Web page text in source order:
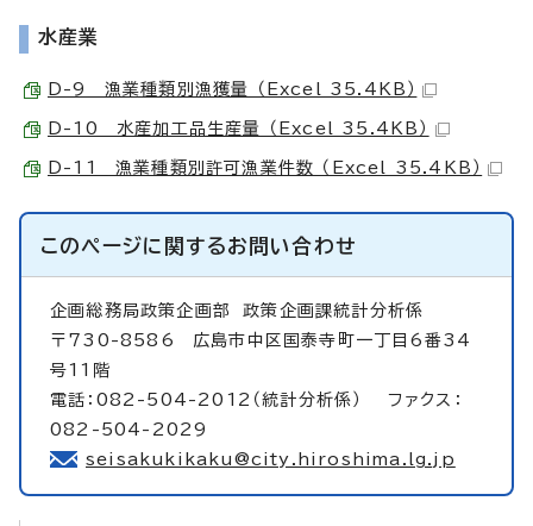
水産業
D-9 漁業種類別漁獲量 （Excel 35.4KB）
D-10 水産加工品生産量 （Excel 35.4KB）
D-11 漁業種類別許可漁業件数 （Excel 35.4KB）
このページに関するお問い合わせ
企画総務局政策企画部政策企画課統計分析係
〒730-8586 広島市中区国泰寺町一丁目6番34
号11階
電話：082-504-2012（統計分析係） ファクス：
082-504-2029
seisakukikaku@city.hiroshima.lg.jp